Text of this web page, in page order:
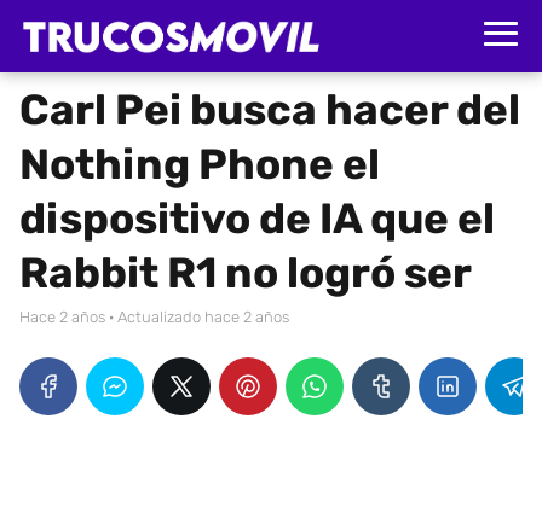
Carl Pei busca hacer del
Nothing Phone el
dispositivo de IA que el
Rabbit R1 no logró ser
hace 2 años · Actualizado hace 2 años